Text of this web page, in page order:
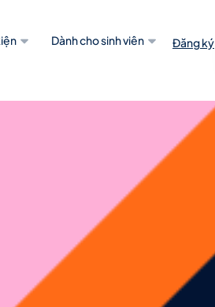
Dành cho sinh viên Đăng ký